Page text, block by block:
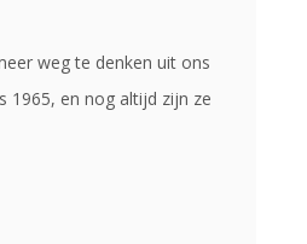
weg te denken uit ons
1965, en nog altijd zijn ze